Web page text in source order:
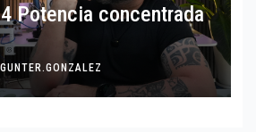
Potencia concentrada
GUNTER.GONZALEZ